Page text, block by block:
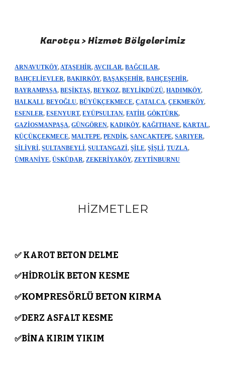
Karotçu > Hizmet Bölgelerimiz
ARNAVUTKÖY,ATAŞEHİR,AVCILAR,BAĞCILAR,
BAHÇELİEVLER,BAKIRKÖY,BAŞAKŞEHİR,BAHÇEŞEHİR,
BAYRAMPAŞA,BEŞİKTAŞ,BEYKOZ,BEYLİKDÜZÜ,HADIMKÖY,
HALKALI,BEYOĞLU,BÜYÜKÇEKMECE,ÇATALCA,ÇEKMEKÖY,
ESENLER,ESENYURT,EYÜPSULTAN,FATİH,GÖKTÜRK,
GAZİOSMANPAŞA,GÜNGÖREN,KADIKÖY,KAĞITHANE,KARTAL,
KÜÇÜKÇEKMECE,MALTEPE,PENDİK,SANCAKTEPE,SARIYER,
SİLİVRİ,SULTANBEYLİ,SULTANGAZİ,ŞİLE,ŞİŞLİ,TUZLA,
ÜMRANİYE,ÜSKÜDAR,ZEKERİYAKÖY,ZEYTİNBURNU
HİZMETLER
✅ KAROT BETON DELME
✅HİDROLİK BETON KESME
✅KOMPRESÖRLÜ BETON KIRMA
✅DERZ ASFALT KESME
✅BİNA KIRIM YIKIM